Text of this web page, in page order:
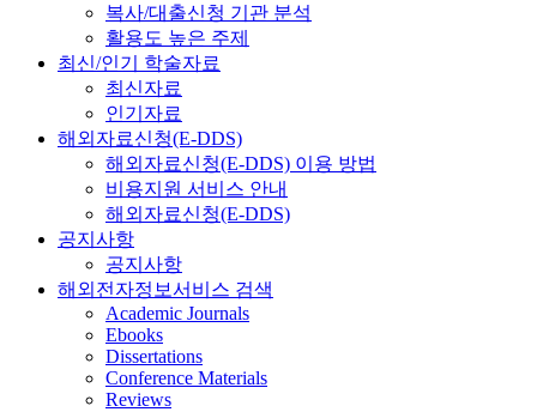
복사/대출신청 기관 분석
활용도 높은 주제
최신/인기 학술자료
최신자료
인기자료
해외자료신청(E-DDS)
해외자료신청(E-DDS) 이용 방법
비용지원 서비스 안내
해외자료신청(E-DDS)
공지사항
공지사항
해외전자정보서비스 검색
Academic Journals
Ebooks
Dissertations
Conference Materials
Reviews